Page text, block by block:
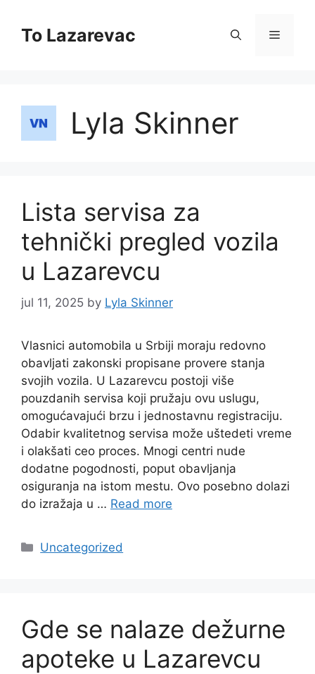
contentTo Lazarevac Menu
Lyla Skinner
Lista servisa za
tehnički pregled vozila
u Lazarevcu
jul 11, 2025 by Lyla Skinner
Vlasnici automobila u Srbiji moraju redovno
obavljati zakonski propisane provere stanja
svojih vozila. U Lazarevcu postoji više
pouzdanih servisa koji pružaju ovu uslugu,
omogućavajući brzu i jednostavnu registraciju.
Odabir kvalitetnog servisa može uštedeti vreme
i olakšati ceo proces. Mnogi centri nude
dodatne pogodnosti, poput obavljanja
osiguranja na istom mestu. Ovo posebno dolazi
do izražaja u … Read more
Categories
Uncategorized
Gde se nalaze dežurne
apoteke u Lazarevcu